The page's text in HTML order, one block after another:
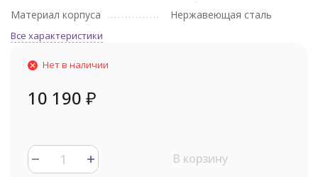
Материал корпуса
Нержавеющая сталь
Все характеристики
Нет в наличии
10 190 ₽
В корзину